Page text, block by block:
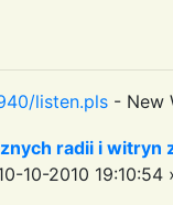
listen.pls - New
radii i witryn
10-2010 19:10:54